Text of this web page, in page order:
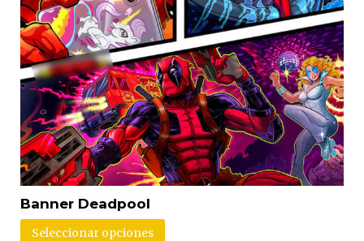
Banner Deadpool
Seleccionar opciones